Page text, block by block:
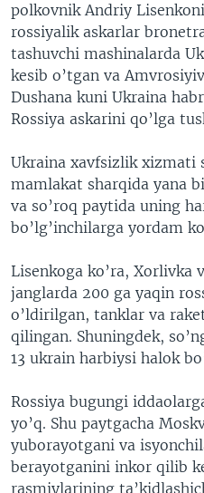
polkovnik Andriy
rossiyalik askarlar
tashuvchi mashinalarda
kesib o’tgan va
Dushana kuni Ukraina
Rossiya askarini qo’lga
Ukraina xavfsizlik xizmati
mamlakat sharqida yana
va so’roq paytida uning
bo’lg’inchilarga yordam
Lisenkoga ko’ra, Xorlivka
janglarda 200 ga yaqin
o’ldirilgan, tanklar va
qilingan. Shuningdek,
13 ukrain harbiysi halok
Rossiya bugungi
yo’q. Shu paytgacha
yuborayotgani va
berayotganini inkor qilib
rasmiylarining